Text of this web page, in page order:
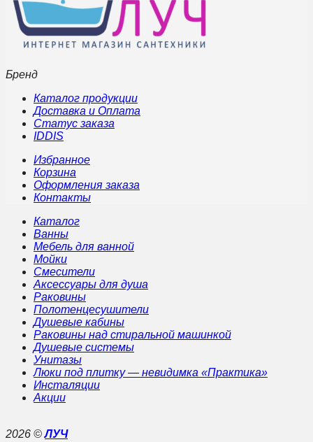
Бренд
Каталог продукции
Доставка и Оплата
Статус заказа
IDDIS
Избранное
Корзина
Оформления заказа
Контакты
Каталог
Ванны
Мебель для ванной
Мойки
Смесители
Аксессуары для душа
Раковины
Полотенцесушители
Душевые кабины
Раковины над стиральной машинкой
Душевые системы
Унитазы
Люки под плитку — невидимка «Практика»
Инсталяции
Акции
2026 ©ЛУЧ